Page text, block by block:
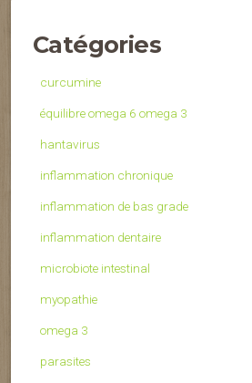
Catégories
curcumine
équilibre omega 6 omega 3
hantavirus
inflammation chronique
inflammation de bas grade
inflammation dentaire
microbiote intestinal
myopathie
omega 3
parasites